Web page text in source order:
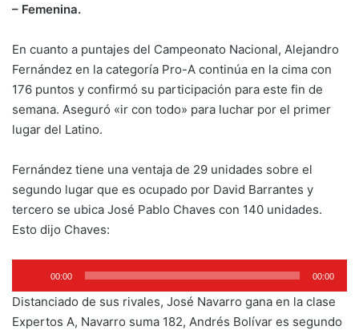
– Femenina.
En cuanto a puntajes del Campeonato Nacional, Alejandro
Fernández en la categoría Pro-A continúa en la cima con
176 puntos y confirmó su participación para este fin de
semana. Aseguró «ir con todo» para luchar por el primer
lugar del Latino.
Fernández tiene una ventaja de 29 unidades sobre el
segundo lugar que es ocupado por David Barrantes y
tercero se ubica José Pablo Chaves con 140 unidades.
Esto dijo Chaves:
de
audio
00:00 00:00
Distanciado de sus rivales, José Navarro gana en la clase
Expertos A, Navarro suma 182, Andrés Bolívar es segundo